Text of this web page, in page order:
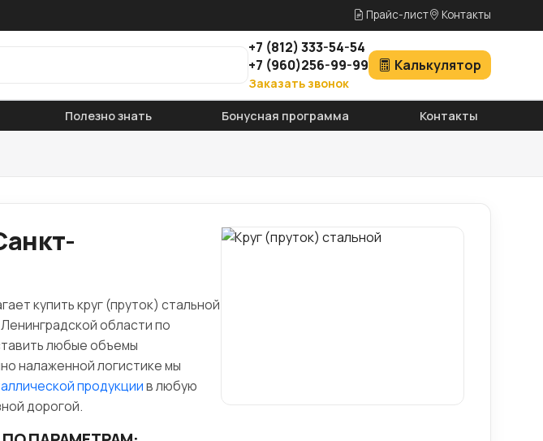
Прайс-лист Контакты
+7 (812)333-54-54
+7 (960)256-99-99
Заказать звонок
Калькулятор
Полезно знать Бонусная программа Контакты
купить круг (пруток) стальной
области по
любые объемы
налаженной логистике мы
продукциив любую
дорогой.